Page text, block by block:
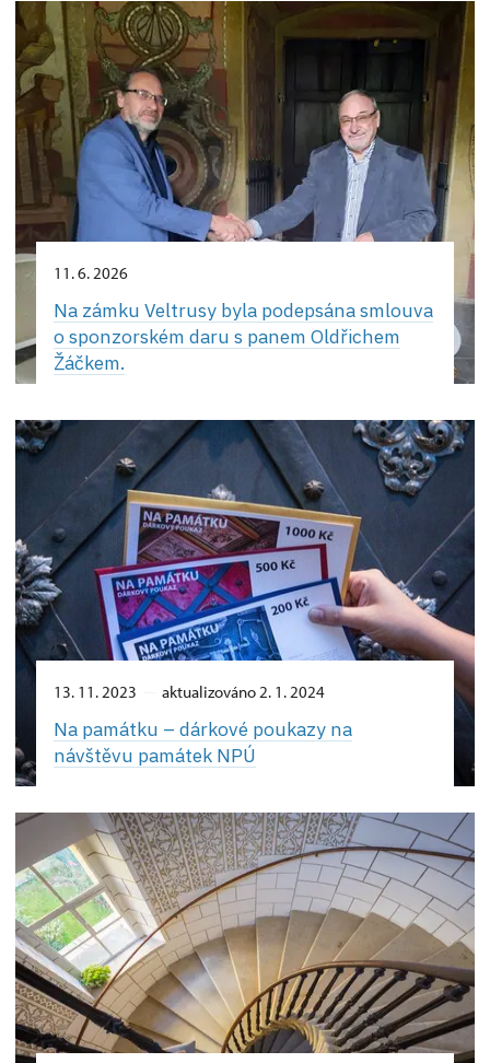
11. 6. 2026
Na zámku Veltrusy byla podepsána smlouva
o sponzorském daru s panem Oldřichem
Žáčkem.
13. 11. 2023 aktualizováno 2. 1. 2024
Na památku –⁠ dárkové poukazy na
návštěvu památek NPÚ